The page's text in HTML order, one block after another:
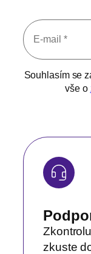
Souhlasím se
vše o
zkuste